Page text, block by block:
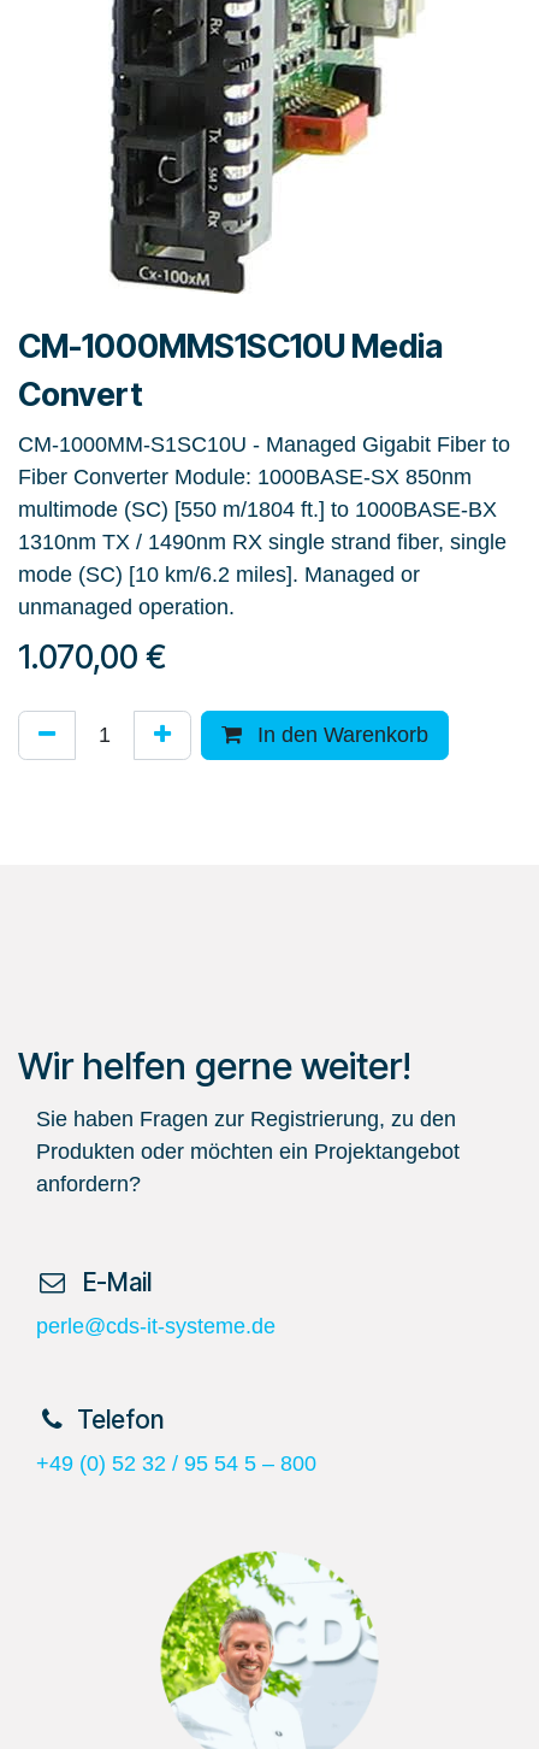
CM-1000MMS1SC10U Media
Convert
CM-1000MM-S1SC10U - Managed Gigabit Fiber to
Fiber Converter Module: 1000BASE-SX 850nm
multimode (SC) [550 m/1804 ft.] to 1000BASE-BX
1310nm TX / 1490nm RX single strand fiber, single
mode (SC) [10 km/6.2 miles]. Managed or
unmanaged operation.
1.070,00 €
In den Warenkorb
Wir helfen gerne weiter!
Sie haben Fragen zur Registrierung, zu den
Produkten oder möchten ein Projektangebot
anfordern?
​ E-Mail
perle@cds-it-systeme.de
​Telefon
+49 (0) 52 32 / 95 54 5 – 800